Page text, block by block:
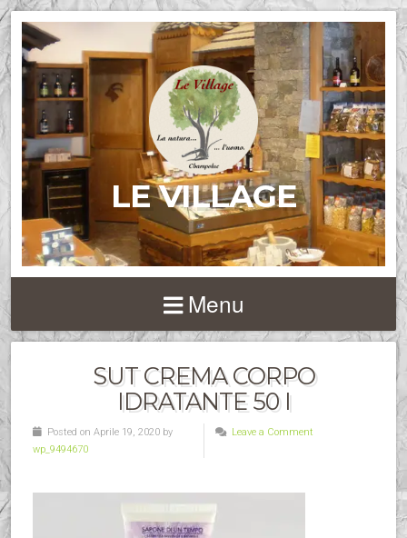
LE VILLAGE
Menu
SUT CREMA CORPO
IDRATANTE 50 I
Posted on Aprile 19, 2020 by
wp_9494670
Leave a Comment